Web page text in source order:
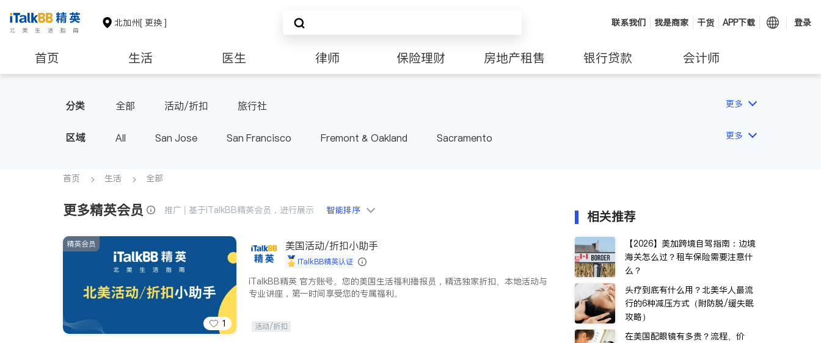
北加州[ 更换 ] 联系我们 我是商家 干货 APP下载 登录
首页 生活 医生 律师 保险理财 房地产租售 银行贷款 会计师
分类 全部 活动/折扣 旅行社 更多
区域 All San Jose San Francisco Fremont & Oakland Sacramento 更多
首页 生活 全部
更多精英会员 推广 | 基于iTalkBB精英会员，进行展示 智能排序
1
精英会员 美国活动/折扣小助手
iTalkBB精英认证
iTalkBB精英 官方账号。您的美国生活福利播报员，精选独家折扣、本地活动与
专业讲座，第一时间享受您的专属福利。
活动/折扣
相关推荐
【2026】美加跨境自驾指南：边境
海关怎么过？租车保险需要注意什
么？
头疗到底有什么用？北美华人最流
行的6种减压方式（附防脱/缓失眠
攻略）
在美国配眼镜有多贵？流程、价